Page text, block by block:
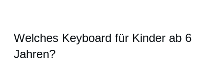
Welches Keyboard für Kinder ab 6
Jahren?